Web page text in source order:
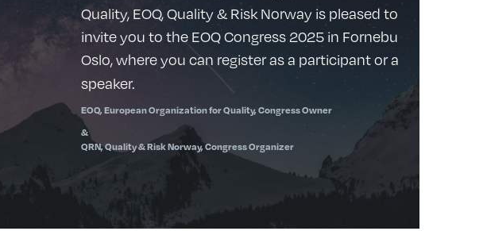
Quality, EOQ, Quality & Risk Norway is pleased to
invite you to the EOQ Congress 2025 in Fornebu
Oslo, where you can register as a participant or a
speaker.
EOQ, European Organization for Quality, Congress Owner
&
QRN, Quality & Risk Norway, Congress Organizer